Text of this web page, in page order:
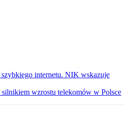
internetu. NIK wskazuje
wzrostu telekomów w Polsce